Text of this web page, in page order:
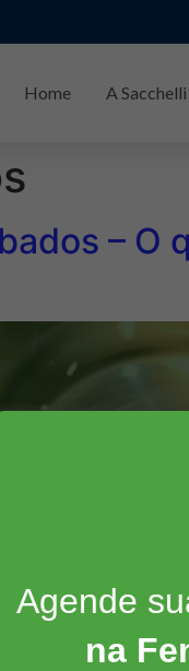
Agende
na
Home A Sacchelli
– O